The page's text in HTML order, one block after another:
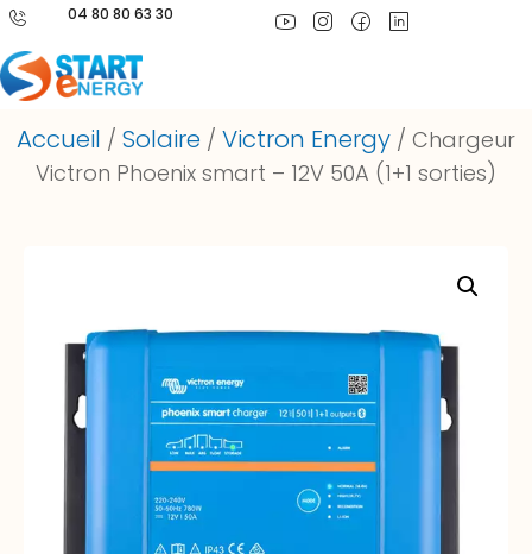
04 80 80 63 30
Accueil / Solaire / Victron Energy / Chargeur
Victron Phoenix smart – 12V 50A (1+1 sorties)